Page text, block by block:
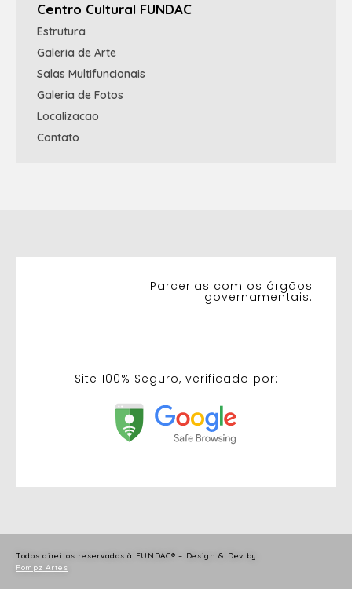
Centro Cultural FUNDAC
Estrutura
Galeria de Arte
Salas Multifuncionais
Galeria de Fotos
Localizacao
Contato
Parcerias com os órgãos
governamentais:
Site 100% Seguro, verificado por:
Todos direitos reservados à FUNDAC® – Design & Dev by
Pompz Artes